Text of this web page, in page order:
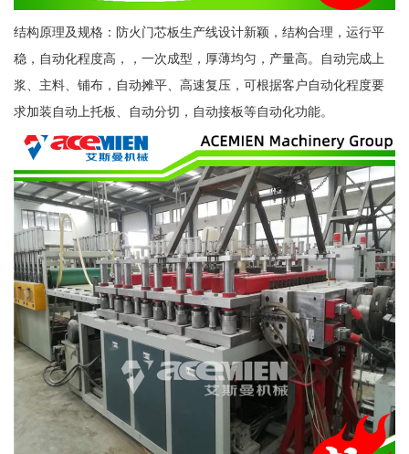
结构原理及规格：防火门芯板生产线设计新颖，结构合理，运行平
稳，自动化程度高，，一次成型，厚薄均匀，产量高。自动完成上
浆、主料、铺布，自动摊平、高速复压，可根据客户自动化程度要
求加装自动上托板、自动分切，自动接板等自动化功能。